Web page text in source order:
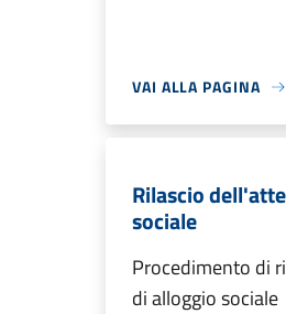
VAI ALLA PAGINA
Rilascio
sociale
Procedimento di
di alloggio sociale